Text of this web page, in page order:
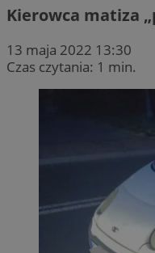
Kierowca matiza
13 maja 2022 13:30
Czas czytania: 1 min.